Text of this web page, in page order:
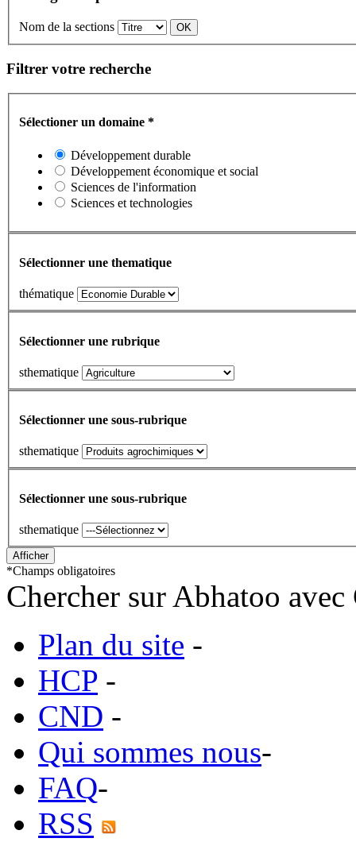
Nom de la sections
Filtrer votre recherche
Sélectioner un domaine *
Développement durable
Développement économique et social
Sciences de l'information
Sciences et technologies
Sélectionner une thematique
thématique
Sélectionner une rubrique
sthematique
Sélectionner une sous-rubrique
sthematique
Sélectionner une sous-rubrique
sthematique
*Champs obligatoires
Chercher sur Abhatoo
Plan du site -
HCP -
CND -
Qui sommes nous-
FAQ-
RSS